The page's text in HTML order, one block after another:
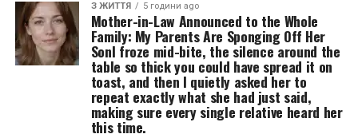
З ЖИТТЯ 5 години ago
Mother-in-Law Announced to the Whole
Family: My Parents Are Sponging Off Her
SonI froze mid-bite, the silence around the
table so thick you could have spread it on
toast, and then I quietly asked her to
repeat exactly what she had just said,
making sure every single relative heard her
this time.